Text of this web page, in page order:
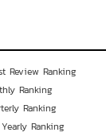
Review Ranking
Ranking
Ranking
Ranking